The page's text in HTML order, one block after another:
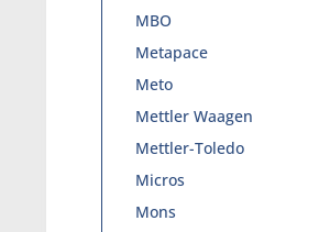
MBO
Metapace
Meto
Mettler Waagen
Mettler-Toledo
Micros
Mons